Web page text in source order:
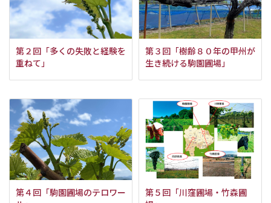
第２回「多くの失敗と経験を
重ねて」
第３回「樹齢８０年の甲州が
生き続ける駒園圃場」
第４回「駒園圃場のテロワー
第５回「川窪圃場・竹森圃